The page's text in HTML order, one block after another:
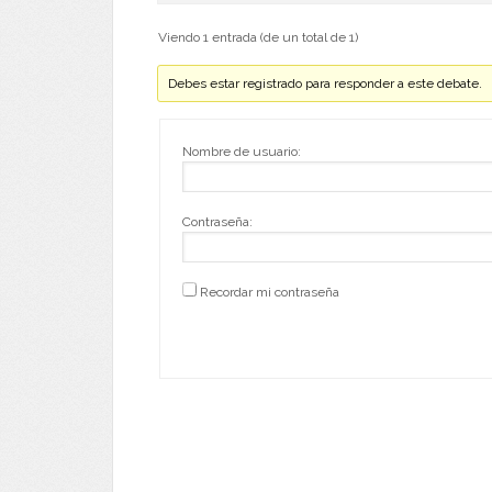
Viendo 1 entrada (de un total de 1)
Debes estar registrado para responder a este debate.
Nombre de usuario:
Contraseña:
Recordar mi contraseña